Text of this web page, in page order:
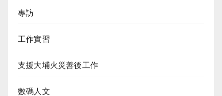
專訪
工作實習
支援大埔火災善後工作
數碼人文